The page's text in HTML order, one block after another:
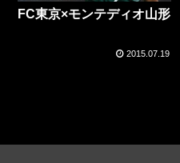
FC東京×モンテディオ山形
2015.07.19